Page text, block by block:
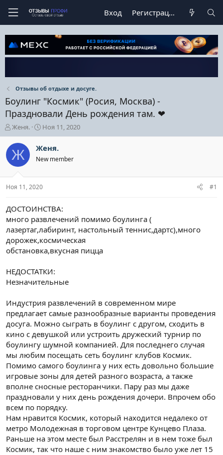
Вход Регистрация
Отзывы об отдыхе и досуге.
Боулинг "Космик" (Росия, Москва) -
Праздновали День рождения там. ❤
А
в
т
о
р
е
м
Женя.
Д
а
т
а
н
ч
а
а
Ноя 11, 2020
Ж Женя.
New member
Ноя 11, 2020 #1
ДОСТОИНСТВА:
много развлечений помимо боулинга (
лазертаг,лабиринт, настольный теннис,дартс),много
дорожек,космическая
обстановка,вкусная пицца
НЕДОСТАТКИ:
Незначительные
Индустрия развлечений в современном мире
предлагает самые разнообразные варианты проведения
досуга. Можно сыграть в боулинг с другом, сходить в
кино с девушкой или устроить дружеский турнир по
боулингу шумной компанией. Для последнего случая
мы любим посещать сеть боулинг клубов Космик.
Помимо самого боулинга у них есть довольно большие
игровые зоны для детей разного возраста, а также
вполне сносные ресторанчики. Пару раз мы даже
праздновали у них день рождения дочери. Впрочем обо
всем по порядку.
Нам нравится Космик, который находится недалеко от
метро Молодежная в торговом центре Кунцево Плаза.
Раньше на этом месте был Расстрелян и в нем тоже был
Космик, так что наше с ним знакомство было уже лет 15